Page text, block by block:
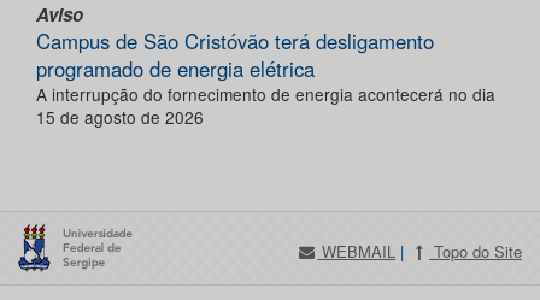
Aviso
Campus de São Cristóvão terá desligamento
programado de energia elétrica
A interrupção do fornecimento de energia acontecerá no dia
15 de agosto de 2026
WEBMAIL | Topo do Site